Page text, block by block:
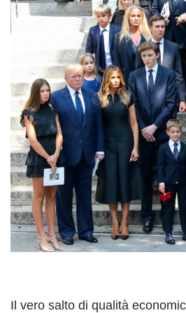
Il vero salto di qualità